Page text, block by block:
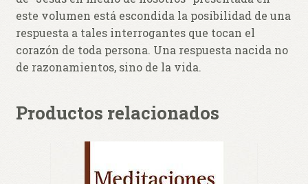
este volumen está escondida la posibilidad de una
respuesta a tales interrogantes que tocan el
corazón de toda persona. Una respuesta nacida no
de razonamientos, sino de la vida.
Productos relacionados